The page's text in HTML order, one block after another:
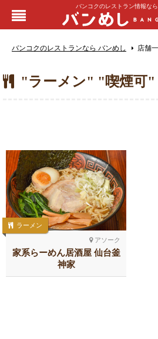
バンコクのレストラン情報なら
バンコクのレストランなら バンめし 店舗
"ラーメン" "喫煙可"
アソーク
ラーメン
家系らーめん居酒屋 仙台釜
神家